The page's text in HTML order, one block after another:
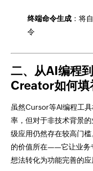
终端命令生成 ：将
令
二、从AI编程
Creator如何填
虽然Cursor等AI编程工
率，但对于非技术背景
级应用仍然存在较高门
的价值所在——它让业务
想法转化为功能完善的应